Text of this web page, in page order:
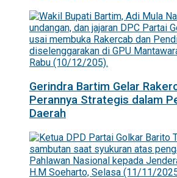
Gerindra Bartim Gelar
Perannya Strategis dalam
Daerah